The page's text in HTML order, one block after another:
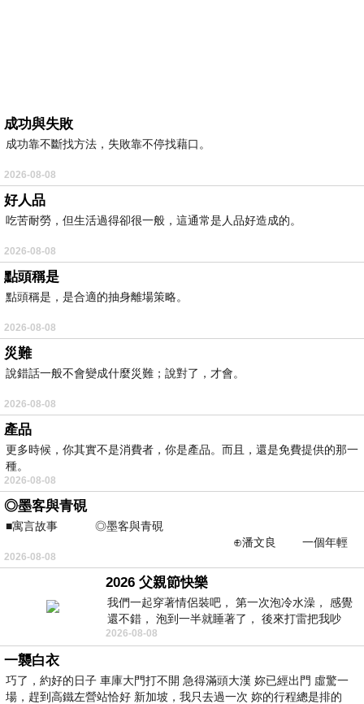
成功與失敗
成功靠不斷找方法，失敗靠不停找藉口。
2026-08-08
好人品
吃苦耐勞，但生活過得卻很一般，這通常是人品好造成的。
2026-08-08
點頭稱是
點頭稱是，是合適的抽身離場策略。
2026-08-08
災難
說錯話一般不會變成什麼災難；說對了，才會。
2026-08-08
產品
更多時候，你其實不是消費者，你是產品。而且，還是免費提供的那一
種。
2026-08-08
◎墨客與青硯
■寓言故事 ◎墨客與青硯
⊕潘文良 一個年輕
的墨客，在京城的古玩肆裡
2026-08-08
2026 父親節快樂
我們一起穿著情侶裝吧， 第一次泡冷水澡， 感覺
還不錯， 泡到一半就睡著了， 後來打雷把我吵
醒， 手
2026-08-08
一襲白衣
巧了，約好的日子 車庫大門打不開 急得滿頭大漢 妳已經出門 虛驚一
場，趕到高鐵左營站恰好 新加坡，我只去過一次 妳的行程總是排的